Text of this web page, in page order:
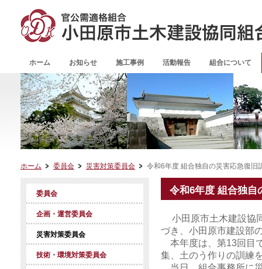
ホーム お知らせ 施工事例 活動報告 組合について
ホーム 委員会 災害対策委員会 令和6年度 組合独自の災害応急復旧
令和6年度 組合独自
小田原市土木建設協
づき、小田原市建設部
本年度は、第13回目
集、土のう作りの訓練
委員会
企画・運営委員会
災害対策委員会
技術・環境対策委員会